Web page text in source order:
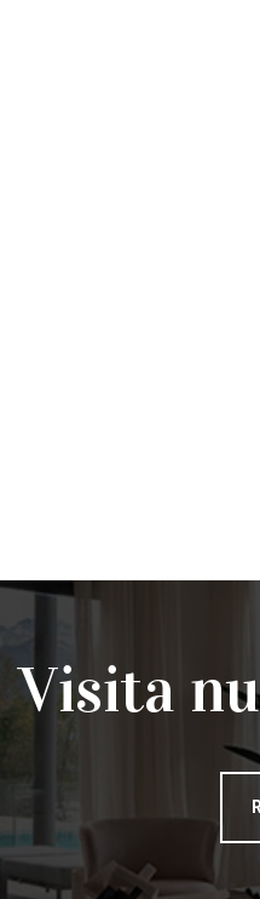
Visita